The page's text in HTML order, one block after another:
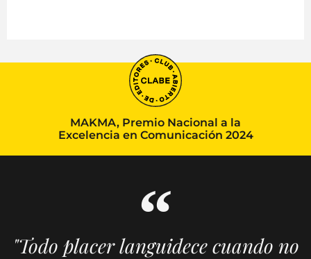
MAKMA, Premio Nacional a la
Excelencia en Comunicación 2024
"Todo placer languidece cuando no